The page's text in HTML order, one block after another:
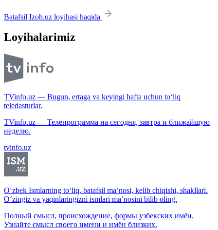
Batafsil Izoh.uz loyihasi haqida
Loyihalarimiz
TVinfo.uz — Bugun, ertaga va keyingi hafta uchun to‘liq
teledasturlar.
TVinfo.uz — Телепрограмма на сегодня, завтра и ближайшую
неделю.
tvinfo.uz
O‘zbek Ismlarning to‘liq, batafsil ma’nosi, kelib chiqishi, shakllari.
O‘zingiz va yaqinlaringizni ismlari ma’nosini bilib oling.
Полный смысл, происхождение, формы узбекских имён.
Узнайте смысл своего имени и имён близких.